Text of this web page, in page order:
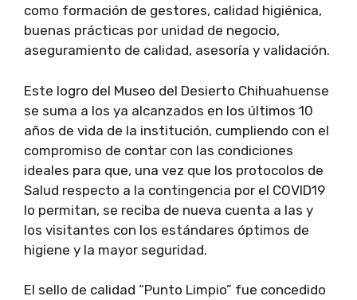
como formación de gestores, calidad higiénica,
buenas prácticas por unidad de negocio,
aseguramiento de calidad, asesoría y validación.
Este logro del Museo del Desierto Chihuahuense
se suma a los ya alcanzados en los últimos 10
años de vida de la institución, cumpliendo con el
compromiso de contar con las condiciones
ideales para que, una vez que los protocolos de
Salud respecto a la contingencia por el COVID19
lo permitan, se reciba de nueva cuenta a las y
los visitantes con los estándares óptimos de
higiene y la mayor seguridad.
El sello de calidad “Punto Limpio” fue concedido